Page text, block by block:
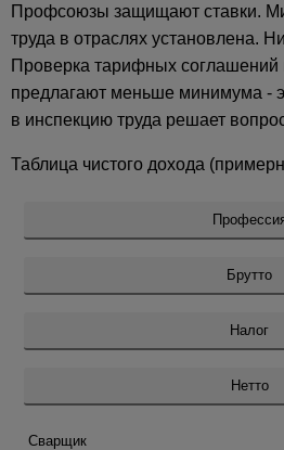
Профсоюзы защищают ставки.
труда в отраслях установлена.
Проверка тарифных соглашений
предлагают меньше минимума -
в инспекцию труда решает
Таблица чистого дохода
Брутто
Налог
Нетто
Сварщик